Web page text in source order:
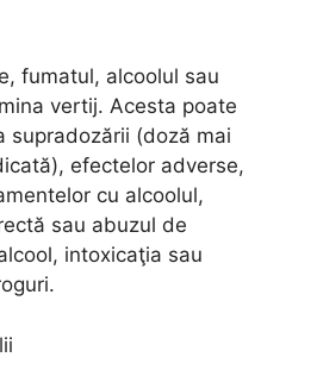
fumatul, alcoolul sau
vertij. Acesta poate
supradozării (doză mai
efectelor adverse,
cu alcoolul,
sau abuzul de
intoxicaţia sau